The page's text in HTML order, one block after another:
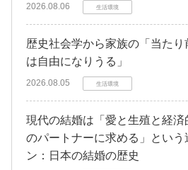
2026.08.06 生活環境
歴史社会学から家族の「当た
は自由になりうる」
2026.08.05 生活環境
現代の結婚は「愛と生殖と経済
のパートナーに求める」という
ン：日本の結婚の歴史